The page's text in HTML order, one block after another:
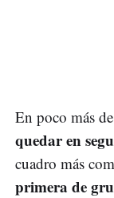
En poco más
quedar en
cuadro más
primera de